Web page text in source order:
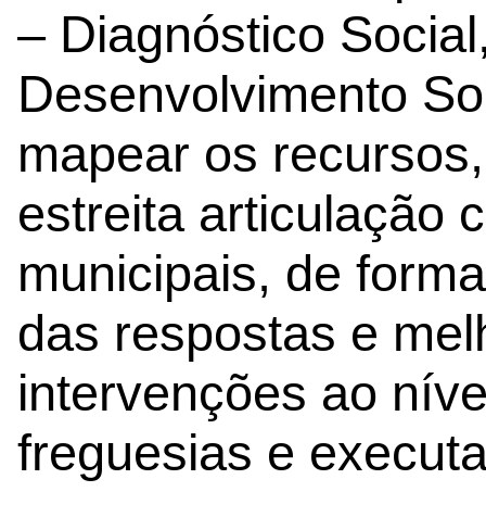
– Diagnóstico
Desenvolvimento
mapear os
estreita articulação
municipais, de
das respostas e
intervenções ao
freguesias e